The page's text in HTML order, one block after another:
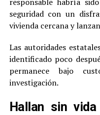
seguridad con un
vivienda cercana y
Las autoridades
identificado poco
permanece bajo
investigación.
Hallan sin